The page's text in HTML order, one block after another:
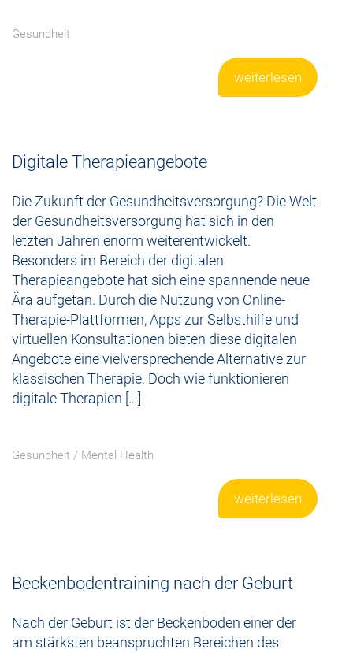
Gesundheit
weiterlesen
Digitale Therapieangebote
Die Zukunft der Gesundheitsversorgung? Die Welt
der Gesundheitsversorgung hat sich in den
letzten Jahren enorm weiterentwickelt.
Besonders im Bereich der digitalen
Therapieangebote hat sich eine spannende neue
Ära aufgetan. Durch die Nutzung von Online-
Therapie-Plattformen, Apps zur Selbsthilfe und
virtuellen Konsultationen bieten diese digitalen
Angebote eine vielversprechende Alternative zur
klassischen Therapie. Doch wie funktionieren
digitale Therapien […]
Gesundheit / Mental Health
weiterlesen
Beckenbodentraining nach der Geburt
Nach der Geburt ist der Beckenboden einer der
am stärksten beanspruchten Bereichen des